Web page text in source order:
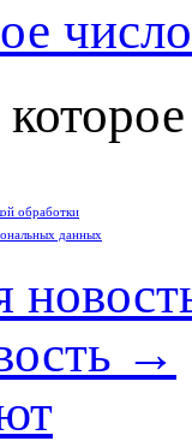
число
обработки
данных
→